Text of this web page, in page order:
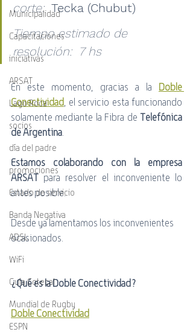
Municipalidad
Capacitaciones
iniciativas
ARSAT
Lago Roca
socios
día del padre
promociones
Estado de servicio
Banda Negativa
ADSL
WiFi
Guía Cotecal
Mundial de Rugby
ESPN
corte: Tecka (Chubut)
Tiempo estimado de
resolución:  7 hs
En este momento, gracias a la Doble
Conectividad , el servicio esta funcionando
solamente mediante la Fibra de Telefónica
de Argentina
Estamos colaborando con la empresa
ARSAT para resolver el inconveniente lo
antes posible.
Desde ya lamentamos los inconvenientes
ocasionados.
¿Qué es la Doble Conectividad?
Doble Conectividad